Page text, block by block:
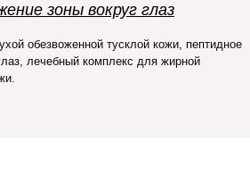
зоны вокруг глаз
обезвоженной тусклой кожи, пептидное
лечебный комплекс для жирной